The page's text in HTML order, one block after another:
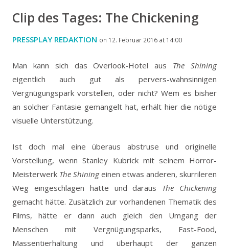
Clip des Tages: The Chickening
PRESSPLAY REDAKTION on 12. Februar 2016 at 14:00
Man kann sich das Overlook-Hotel aus The Shining
eigentlich auch gut als pervers-wahnsinnigen
Vergnügungspark vorstellen, oder nicht? Wem es bisher
an solcher Fantasie gemangelt hat, erhält hier die nötige
visuelle Unterstützung.
Ist doch mal eine überaus abstruse und originelle
Vorstellung, wenn Stanley Kubrick mit seinem Horror-
Meisterwerk The Shiningeinen etwas anderen, skurrileren
Weg eingeschlagen hätte und daraus The Chickening
gemacht hätte. Zusätzlich zur vorhandenen Thematik des
Films, hätte er dann auch gleich den Umgang der
Menschen mit Vergnügungsparks, Fast-Food,
Massentierhaltung und überhaupt der ganzen